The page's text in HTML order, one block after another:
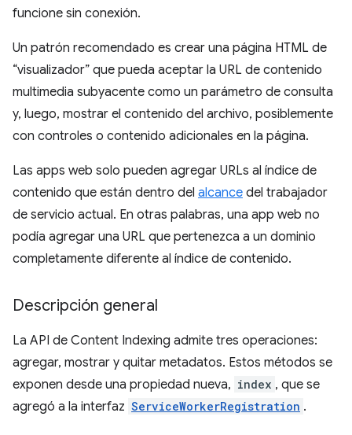
funcione sin conexión.
Un patrón recomendado es crear una página HTML de
“visualizador” que pueda aceptar la URL de contenido
multimedia subyacente como un parámetro de consulta
y, luego, mostrar el contenido del archivo, posiblemente
con controles o contenido adicionales en la página.
Las apps web solo pueden agregar URLs al índice de
contenido que están dentro del alcance del trabajador
de servicio actual. En otras palabras, una app web no
podía agregar una URL que pertenezca a un dominio
completamente diferente al índice de contenido.
Descripción general
La API de Content Indexing admite tres operaciones:
agregar, mostrar y quitar metadatos. Estos métodos se
exponen desde una propiedad nueva, index , que se
agregó a la interfaz ServiceWorkerRegistration .